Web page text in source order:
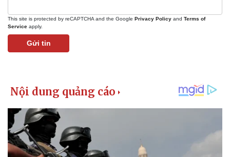
Kinh tế
Bất động sản
Khởi nghiệp
This site is protected by reCAPTCHA and the Google Privacy Policy and Terms of
Service apply.
Gửi tin